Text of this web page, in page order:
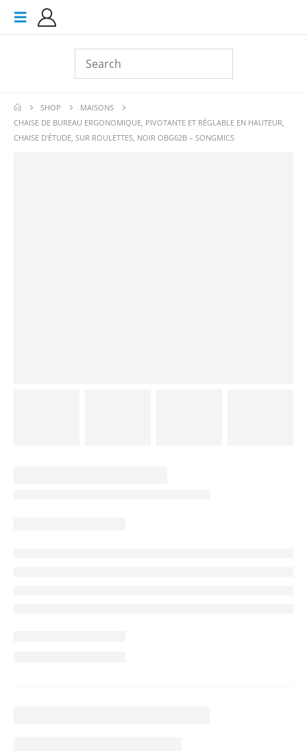
SHOP
MAISONS
CHAISE DE BUREAU ERGONOMIQUE, PIVOTANTE ET RÉGLABLE EN HAUTEUR,
CHAISE D’ÉTUDE, SUR ROULETTES, NOIR OBG62B – SONGMICS